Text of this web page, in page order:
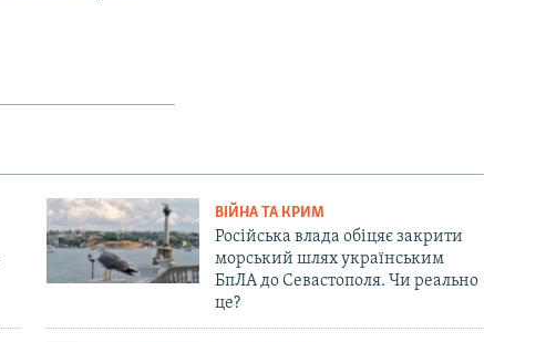
ВІЙНА ТА КРИМ
Російська влада обіцяє закрити
морський шлях українським
БпЛА до Севастополя. Чи реально
це?